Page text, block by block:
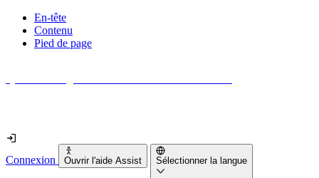
En-tête
Contenu
Pied de page
Connexion Ouvrir l'aide Assist Sélectionner la langue